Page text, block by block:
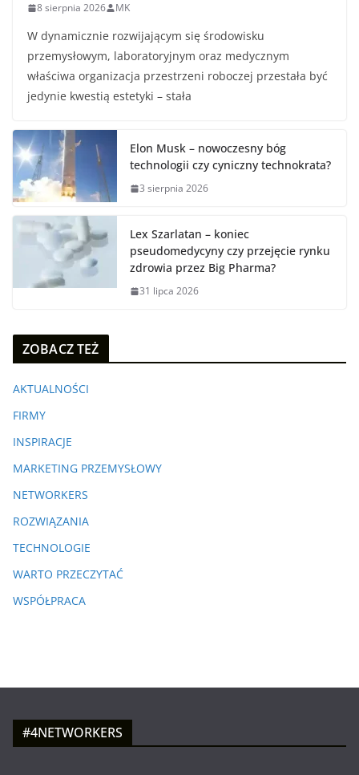
8 sierpnia 2026 MK
W dynamicznie rozwijającym się środowisku
przemysłowym, laboratoryjnym oraz medycznym
właściwa organizacja przestrzeni roboczej przestała być
jedynie kwestią estetyki – stała
Elon Musk – nowoczesny bóg
technologii czy cyniczny technokrata?
3 sierpnia 2026
Lex Szarlatan – koniec
pseudomedycyny czy przejęcie rynku
zdrowia przez Big Pharma?
31 lipca 2026
ZOBACZ TEŻ
AKTUALNOŚCI
FIRMY
INSPIRACJE
MARKETING PRZEMYSŁOWY
NETWORKERS
ROZWIĄZANIA
TECHNOLOGIE
WARTO PRZECZYTAĆ
WSPÓŁPRACA
#4NETWORKERS